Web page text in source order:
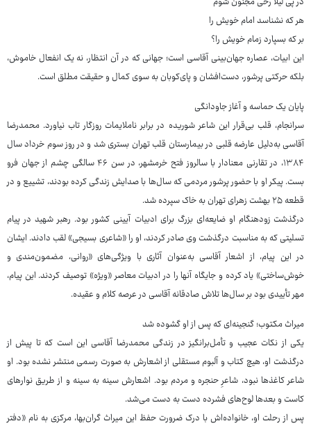
هر که نشناسد امام خویش را
بر که بسپارد زمام خویش را؟
این ابیات، عصاره جهان‌بینی آقاسی است؛ جهانی که در آن انتظار، نه یک انفعال خاموش،
بلکه حرکتی پرشور، دست‌افشان و پای‌کوبان به سوی کمال و حقیقت مطلق است.
پایان یک حماسه و آغاز جاودانگی
سرانجام، قلب بی‌قرار این شاعر شوریده در برابر ناملایمات روزگار تاب نیاورد. محمدرضا
آقاسی به‌دلیل عارضه قلبی در بیمارستان قلب تهران بستری شد و در روز سوم خرداد سال
۱۳۸۴، در تقارنی معنادار با سالروز فتح خرمشهر، در سن ۴۶ سالگی چشم از جهان فرو
بست. پیکر او با حضور پرشور مردمی که سال‌ها با صدایش زندگی کرده بودند، تشییع و در
قطعه ۲۵ بهشت زهرای تهران به خاک سپرده شد.
درگذشت زودهنگام او ضایعه‌ای بزرگ برای ادبیات آیینی کشور بود. رهبر شهید در پیام
تسلیتی که به مناسبت درگذشت وی صادر کردند، او را «شاعری بسیجی» لقب دادند. ایشان
در این پیام، از اشعار آقاسی به‌عنوان آثاری با ویژگی‌های «روانی، مضمون‌مندی و
خوش‌ساختی» یاد کرده و جایگاه آنها را در ادبیات معاصر «ویژه» توصیف کردند. این پیام،
مهر تأییدی بود بر سال‌ها تلاش صادقانه آقاسی در عرصه کلام و عقیده.
میراث مکتوب؛ گنجینه‌ای که پس از او گشوده شد
یکی از نکات عجیب و تأمل‌برانگیز در زندگی محمدرضا آقاسی این است که تا پیش از
درگذشت او، هیچ کتاب و آلبوم مستقلی از اشعارش به صورت رسمی منتشر نشده بود. او
شاعر کاغذها نبود، شاعرِ حنجره و مردم بود. اشعارش سینه به سینه و از طریق نوارهای
کاست و بعدها لوح‌های فشرده دست به دست می‌شد.
پس از رحلت او، خانواده‌اش با درک ضرورت حفظ این میراث گران‌بها، مرکزی به نام «دفتر